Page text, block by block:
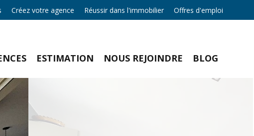
Créez votre agence Réussir dans l'immobilier Offres d'emploi
ESTIMATION NOUS REJOINDRE BLOG